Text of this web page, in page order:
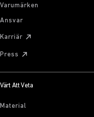
Varumärken
Ansvar
Karriär
Press
Värt Att Veta
Material